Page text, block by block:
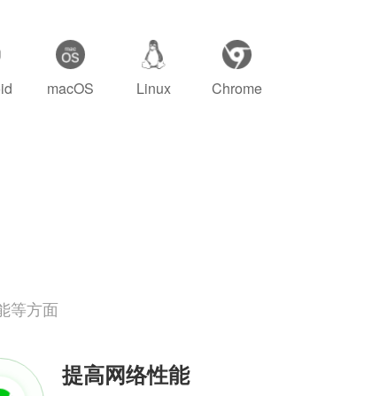
macOS Linux Chrome
等方面
提高网络性能